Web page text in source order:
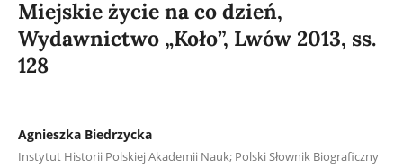
Miejskie życie na co dzień,
Wydawnictwo „Koło”, Lwów 2013, ss.
128
Agnieszka Biedrzycka
Instytut Historii Polskiej Akademii Nauk; Polski Słownik Biograficzny